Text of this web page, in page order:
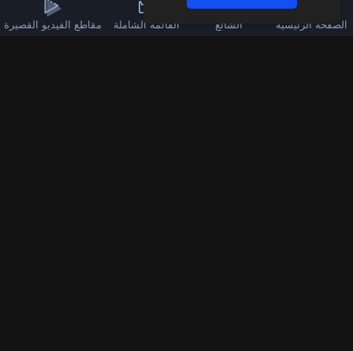
الصفحة الرئيسية الشائع القائمة الشاملة مقاطع الفيديو القصيرة